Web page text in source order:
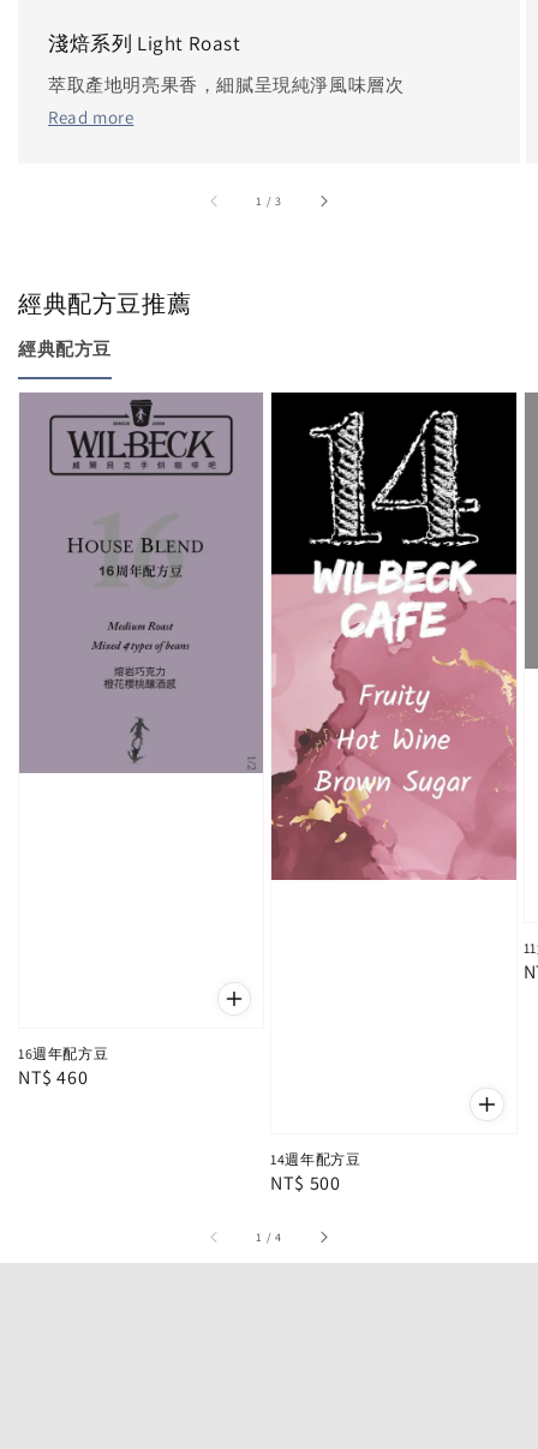
淺焙系列 Light Roast
萃取產地明亮果香，細膩呈現純淨風味層次
Read more
1 /accessibility.of
3
經典配方豆推薦
經典配方豆
16週年配方豆
Regular
NT$ 460
14週年配方豆
Regular
NT$ 500
1 /4